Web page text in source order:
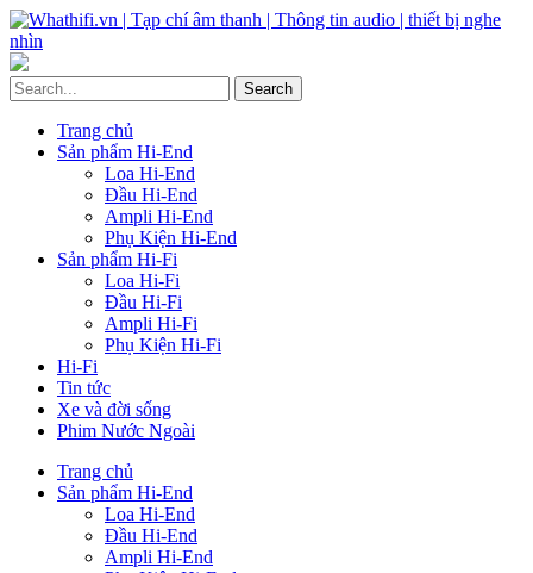
Trang chủ
Sản phẩm Hi-End
Loa Hi-End
Đầu Hi-End
Ampli Hi-End
Phụ Kiện Hi-End
Sản phẩm Hi-Fi
Loa Hi-Fi
Đầu Hi-Fi
Ampli Hi-Fi
Phụ Kiện Hi-Fi
Hi-Fi
Tin tức
Xe và đời sống
Phim Nước Ngoài
Trang chủ
Sản phẩm Hi-End
Loa Hi-End
Đầu Hi-End
Ampli Hi-End